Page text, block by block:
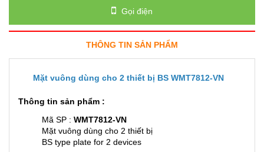
Gọi điện
THÔNG TIN SẢN PHẨM
Mặt vuông dùng cho 2 thiết bị BS WMT7812-VN
Thông tin sản phẩm :
Mã SP : WMT7812-VN
Mặt vuông dùng cho 2 thiết bị
BS type plate for 2 devices